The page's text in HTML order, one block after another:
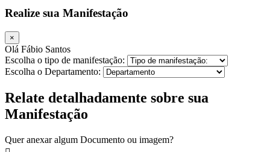
Realize sua Manifestação
×
Olá Fábio Santos
Escolha o tipo de manifestação:
Escolha o Departamento:
Relate detalhadamente sobre sua
Manifestação
Quer anexar algum Documento ou imagem?